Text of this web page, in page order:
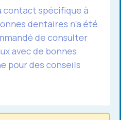
contact spécifique à
dentaires n’a été
de consulter
avec de bonnes
pour des conseils